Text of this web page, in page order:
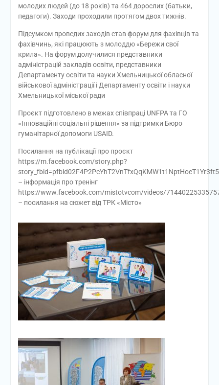
молодих людей (до 18 років) та 464 дорослих (батьки,
педагоги). Заходи проходили протягом двох тижнів.
Підсумком проведих заходів став форум для фахівців та
фахівчинь, які працюють з молоддю «Бережи свої
крила». На форум долучилися представники
адміністрацій закладів освіти, представники
Департаменту освіти та науки Хмельницької обласної
військової адміністрації і Департаменту освіти і науки
Хмельницької міської ради
Проєкт підготовлено в межах співпраці UNFPA та ГО
«Інноваційні соціальні рішення» за підтримки Бюро
гуманітарної допомоги USAID.
Посилання на публікації про проєкт
https://m.facebook.com/story.php?
– інформація про тренінг
https://www.facebook.com/mistotvcom/videos/
– посилання на сюжет від ТРК «Місто»